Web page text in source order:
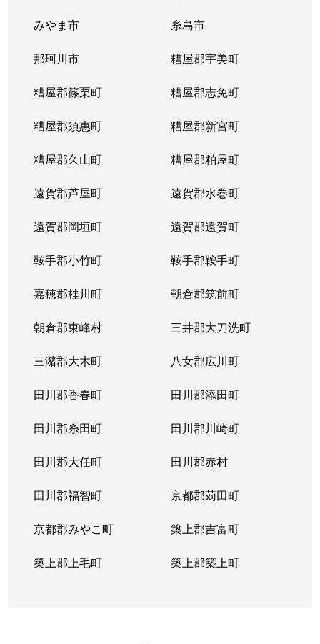
みやま市 糸島市
那珂川市 糟屋郡宇美町
糟屋郡篠栗町 糟屋郡志免町
糟屋郡須惠町 糟屋郡新宮町
糟屋郡久山町 糟屋郡粕屋町
遠賀郡芦屋町 遠賀郡水巻町
遠賀郡岡垣町 遠賀郡遠賀町
鞍手郡小竹町 鞍手郡鞍手町
嘉穂郡桂川町 朝倉郡筑前町
朝倉郡東峰村 三井郡大刀洗町
三潴郡大木町 八女郡広川町
田川郡香春町 田川郡添田町
田川郡糸田町 田川郡川崎町
田川郡大任町 田川郡赤村
田川郡福智町 京都郡苅田町
京都郡みやこ町 築上郡吉富町
築上郡上毛町 築上郡築上町